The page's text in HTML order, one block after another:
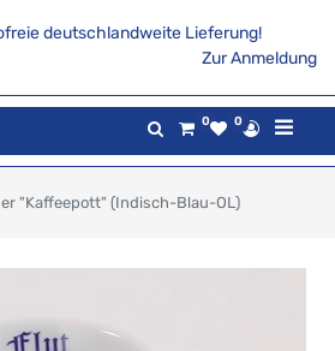
deutschlandweite Lieferung!
Zur Anmeldung
0 0
"Kaffeepott" (Indisch-Blau-OL)